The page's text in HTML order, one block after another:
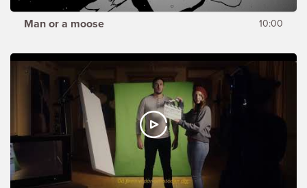
Man or a moose 10:00